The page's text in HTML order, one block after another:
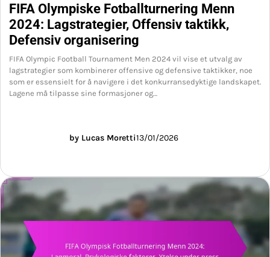
FIFA Olympiske Fotballturnering Menn
2024: Lagstrategier, Offensiv taktikk,
Defensiv organisering
FIFA Olympic Football Tournament Men 2024 vil vise et utvalg av
lagstrategier som kombinerer offensive og defensive taktikker, noe
som er essensielt for å navigere i det konkurransedyktige landskapet.
Lagene må tilpasse sine formasjoner og…
by Lucas Moretti13/01/2026